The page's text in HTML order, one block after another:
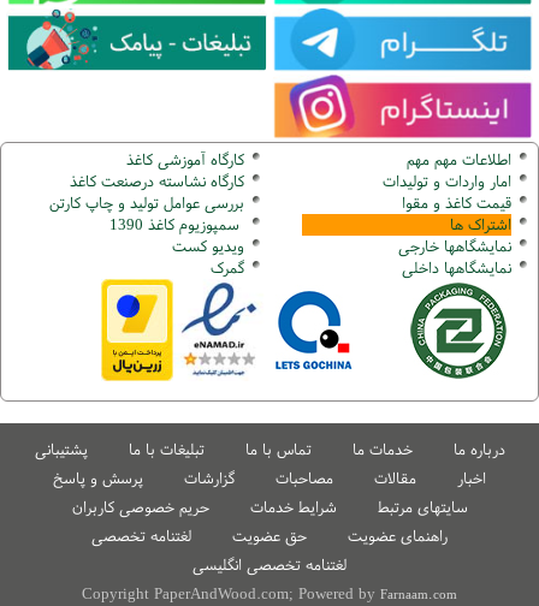
اطلاعات مهم مهم
امار واردات و تولیدات
قیمت کاغذ و مقوا
اشتراک ها
نمایشگاهها خارجی
نمایشگاهها داخلی
کارگاه آموزشی کاغذ
کارگاه نشاسته درصنعت کاغذ
بررسی عوامل تولید و چاپ کارتن
سمپوزیوم کاغذ 1390
ویدیو کست
گمرک
درباره ما خدمات ما تماس با ما تبلیغات با ما
پشتیبانی
اخبار
مقالات مصاحبات گزارشات
پرسش و پاسخ
سایتهای مرتبط
شرایط خدمات
حریم خصوصی کاربران
راهنمای عضویت
حق عضویت
لغتنامه تخصصی
لغتنامه تخصصی انگلیسی
Copyright PaperAndWood.com; Powered by Farnaam.com